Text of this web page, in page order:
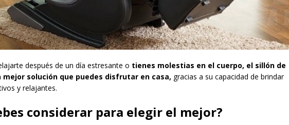
después de un día estresante o tienes molestias en el cuerpo, el sillón de
mejor solución que puedes disfrutar en casa, gracias a su capacidad de brindar
y relajantes.
considerar para elegir el mejor?